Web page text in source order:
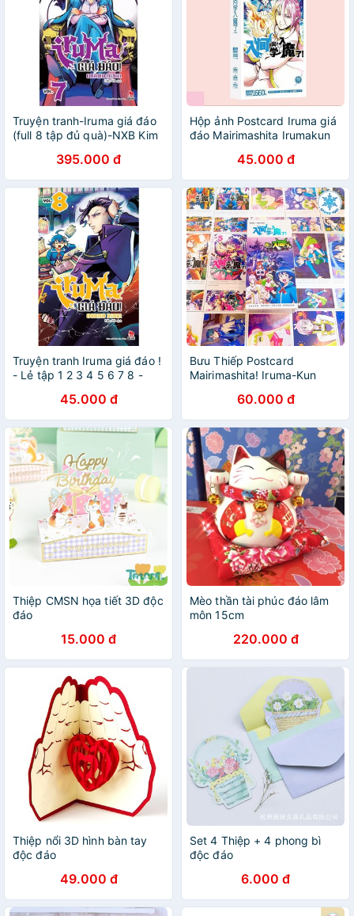
Truyện tranh-Iruma giá đáo
(full 8 tập đủ quà)-NXB Kim
395.000 đ
Hộp ảnh Postcard Iruma giá
đáo Mairimashita Irumakun
lomo bưu thiếp
45.000 đ
Truyện tranh Iruma giá đáo !
- Lẻ tập 1 2 3 4 5 6 7 8 -
45.000 đ
Bưu Thiếp Postcard
Mairimashita! Iruma-Kun
60.000 đ
Thiệp CMSN họa tiết 3D độc
đáo
15.000 đ
Mèo thần tài phúc đáo lâm
môn 15cm
220.000 đ
Thiệp nổi 3D hình bàn tay
độc đáo
49.000 đ
Set 4 Thiệp + 4 phong bì
độc đáo
6.000 đ